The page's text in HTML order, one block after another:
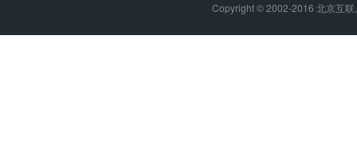
Copyright © 2002-2016 北京互